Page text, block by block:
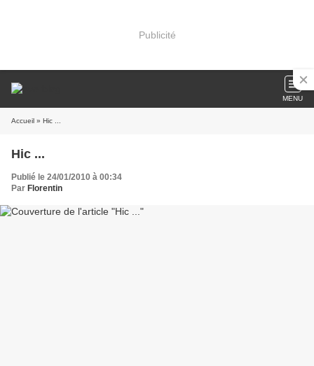
Publicité
MENU
Accueil » Hic ...
Hic ...
Publié le 24/01/2010 à 00:34
Par Florentin